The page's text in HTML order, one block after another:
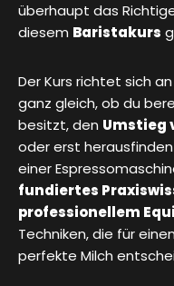
überhaupt das
diesem Baristakurs
Der Kurs richtet sich an
ganz gleich, ob du
besitzt, den Umstieg
oder erst
einer
fundiertes
professionellem
Techniken, die für
perfekte Milch